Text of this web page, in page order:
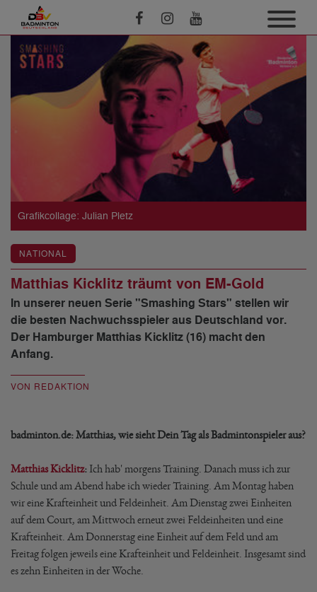
Grafikcollage: Julian Pletz
NATIONAL
Matthias Kicklitz träumt von EM-Gold
In unserer neuen Serie "Smashing Stars" stellen wir
die besten Nachwuchsspieler aus Deutschland vor.
Der Hamburger Matthias Kicklitz (16) macht den
Anfang.
VON REDAKTION
badminton.de: Matthias, wie sieht Dein Tag als Badmintonspieler aus?
Matthias Kicklitz: Ich hab' morgens Training. Danach muss ich zur
Schule und am Abend habe ich wieder Training. Am Montag haben
wir eine Krafteinheit und Feldeinheit. Am Dienstag zwei Einheiten
auf dem Court, am Mittwoch erneut zwei Feldeinheiten und eine
Krafteinheit. Am Donnerstag eine Einheit auf dem Feld und am
Freitag folgen jeweils eine Krafteinheit und Feldeinheit. Insgesamt sind
es zehn Einheiten in der Woche.